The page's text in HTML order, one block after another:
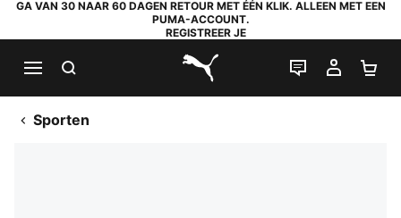
GA VAN 30 NAAR 60 DAGEN RETOUR MET ÉÉN KLIK. ALLEEN MET EEN
PUMA-ACCOUNT.
REGISTREER JE
PUMA.com
LIVE CHAT
MIJN
Sporten